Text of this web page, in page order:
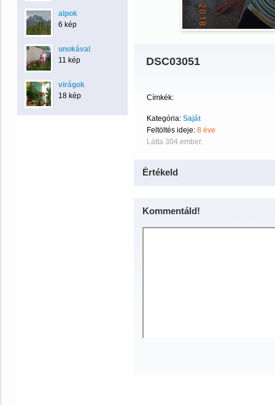
alpok
6 kép
unokával
11 kép
virágok
18 kép
DSC03051
Címkék:
Kategória: Saját
Feltöltés ideje: 8 éve
Látta 304 ember.
Értékeld
Kommentáld!